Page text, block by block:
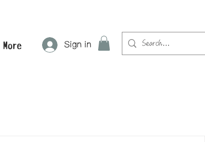
More Sign in